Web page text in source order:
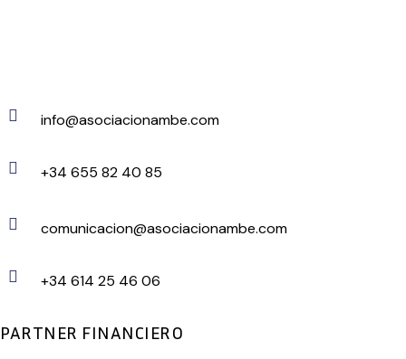
info@asociacionambe.com
+34 655 82 40 85
comunicacion@asociacionambe.com
+34 614 25 46 06
PARTNER FINANCIERO